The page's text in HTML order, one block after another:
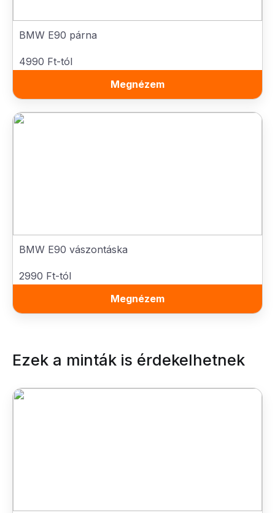
BMW E90 párna
4990 Ft-tól
Megnézem
BMW E90 vászontáska
2990 Ft-tól
Megnézem
Ezek a minták is érdekelhetnek